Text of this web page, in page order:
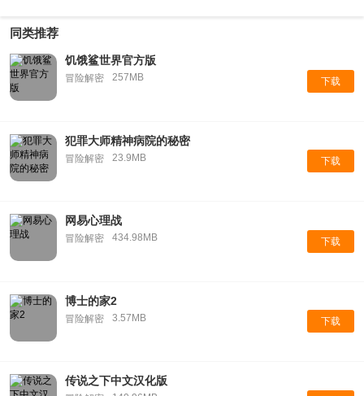
同类推荐
饥饿鲨世界官方版
冒险解密 257MB 下载
犯罪大师精神病院的秘密
冒险解密 23.9MB 下载
网易心理战
冒险解密 434.98MB 下载
博士的家2
冒险解密 3.57MB 下载
传说之下中文汉化版